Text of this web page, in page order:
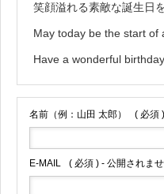
笑顔溢れる素敵な誕生日
May today be the start of
Have a wonderful
名前（例：山田 太郎） ( 必須 )
E-MAIL ( 必須 ) - 公開されま